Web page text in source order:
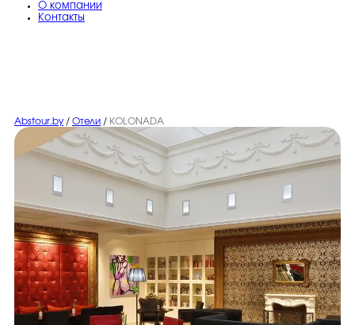
O компании
Контакты
Abstour.by / Отели / KOLONADA